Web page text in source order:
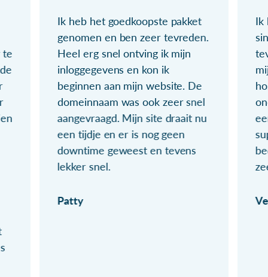
te
Ik heb het goedkoopste pakket
genomen en ben zeer tevreden.
Heel erg snel ontving ik mijn
inloggegevens en kon ik
beginnen aan mijn website. De
domeinnaam was ook zeer snel
aangevraagd. Mijn site draait nu
een tijdje en er is nog geen
downtime geweest en tevens
lekker snel.
Patty
Ik